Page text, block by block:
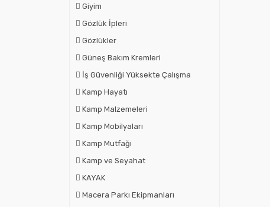
Giyim
Gözlük İpleri
Gözlükler
Güneş Bakım Kremleri
İş Güvenliği Yüksekte Çalışma
Kamp Hayatı
Kamp Malzemeleri
Kamp Mobilyaları
Kamp Mutfağı
Kamp ve Seyahat
KAYAK
Macera Parkı Ekipmanları